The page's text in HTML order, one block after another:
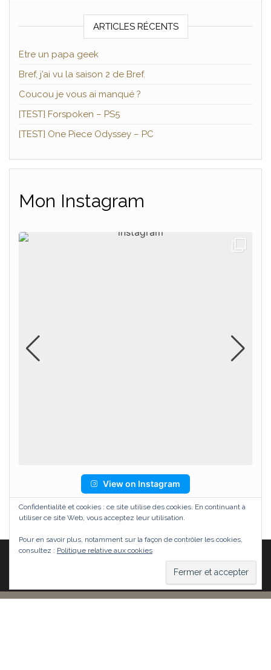
ARTICLES RÉCENTS
Etre un papa geek
Bref, j’ai vu la saison 2 de Bref.
Coucou je vous ai manqué ?
[TEST] Forspoken – PS5
[TEST] One Piece Odyssey – PC
Mon Instagram
View on Instagram
WordPress |Thème :Head
Confidentialité et cookies : ce site utilise des cookies. En continuant à
utiliser ce site Web, vous acceptez leur utilisation.
Pour en savoir plus, notamment sur la façon de contrôler les cookies,
consultez : Politique relative aux cookies